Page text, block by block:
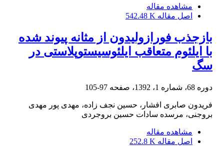
مشاهده مقاله
اصل مقاله 542.48 K
بازجذب فورازولیدون از مثانه پیوند شده
با ایلئوم متعاقب ایلئوسیستوپلاستی در
سگ
دوره 68، شماره 1، 1392، صفحه 97-105
فریدون صابری افشار، حسین نجف زاده، مهدی پور مهدی
بروجنی، مرسده سادات حسین بروجردی
مشاهده مقاله
اصل مقاله 252.8 K